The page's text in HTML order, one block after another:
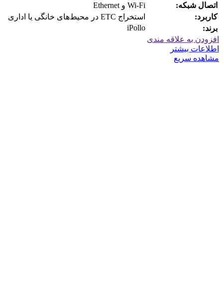
اتصال شبکه:
Wi-Fi و Ethernet
کاربرد:
استخراج ETC در محیط‌های خانگی یا اداری
برند:
iPollo
افزودن به علاقه مندی
اطلاعات بیشتر
مشاهده سریع